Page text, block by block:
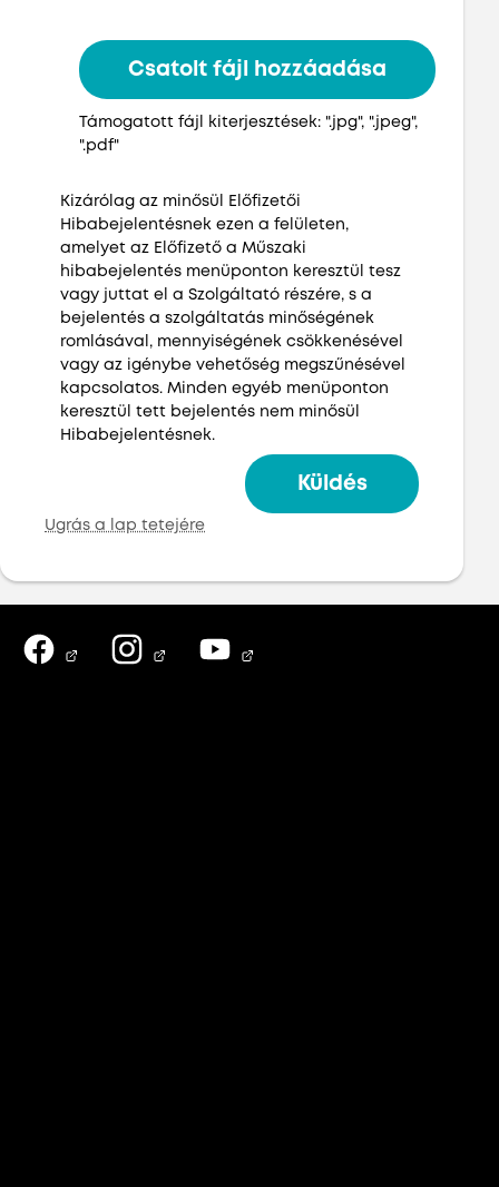
Támogatott fájl kiterjesztések: ".jpg", ".jpeg",
".pdf"
Kizárólag az minősül Előfizetői
Hibabejelentésnek ezen a felületen,
amelyet az Előfizető a Műszaki
hibabejelentés menüponton keresztül tesz
vagy juttat el a Szolgáltató részére, s a
bejelentés a szolgáltatás minőségének
romlásával, mennyiségének csökkenésével
vagy az igénybe vehetőség megszűnésével
kapcsolatos. Minden egyéb menüponton
keresztül tett bejelentés nem minősül
Hibabejelentésnek.
Ugrás a lap tetejére
Facebook (megnyílik új ablakban)
Instagram (megnyílik új ablakban)